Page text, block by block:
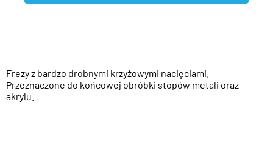
Frezy z bardzo drobnymi krzyżowymi nacięciami.
Przeznaczone do końcowej obróbki stopów metali oraz
akrylu.